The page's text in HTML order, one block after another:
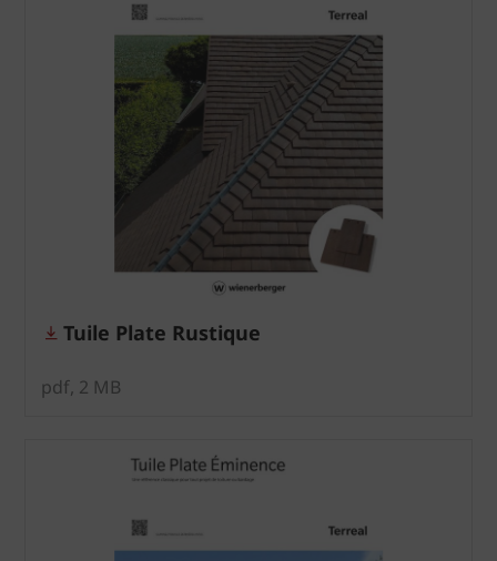
Tuile Plate Rustique
pdf, 2 MB